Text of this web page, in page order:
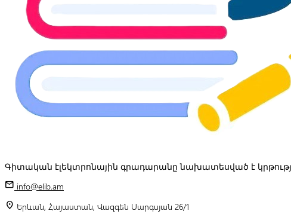
Գիտական էլեկտրոնային գրադարանը նախատեսված է
mail info@elib.am
location_on Երևան, Հայաստան, Վազգեն Սարգսյան 26/1